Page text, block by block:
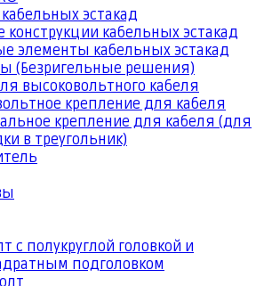
эстакад
конструкции кабельных эстакад
элементы кабельных эстакад
(Безригельные решения)
высоковольтного кабеля
крепление для кабеля
крепление для кабеля (для
в треугольник)
с полукруглой головкой и
подголовком